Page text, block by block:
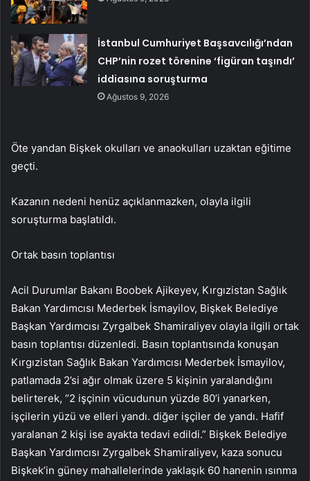
İstanbul Cumhuriyet Başsavcılığı’ndan
CHP’nin rozet törenine ‘figüran taşındı’
iddiasına soruşturma
Ağustos 9, 2026
Öte yandan Bişkek okulları ve anaokulları uzaktan eğitime
geçti.
Kazanın nedeni henüz açıklanmazken, olayla ilgili
soruşturma başlatıldı.
Ortak basın toplantısı
Acil Durumlar Bakanı Boobek Ajikeyev, Kırgızistan Sağlık
Bakan Yardımcısı Mederbek İsmayilov, Bişkek Belediye
Başkan Yardımcısı Zyrgalbek Shamiraliyev olayla ilgili ortak
basın toplantısı düzenledi. Basın toplantısında konuşan
Kırgızistan Sağlık Bakan Yardımcısı Mederbek İsmayilov,
patlamada 2’si ağır olmak üzere 5 kişinin yaralandığını
belirterek, “2 işçinin vücudunun yüzde 80’i yanarken,
işçilerin yüzü ve elleri yandı. diğer işçiler de yandı. Hafif
yaralanan 2 kişi ise ayakta tedavi edildi.” Bişkek Belediye
Başkan Yardımcısı Zyrgalbek Shamiraliyev, kaza sonucu
Bişkek’in güney mahallelerinde yaklaşık 60 hanenin ısınma